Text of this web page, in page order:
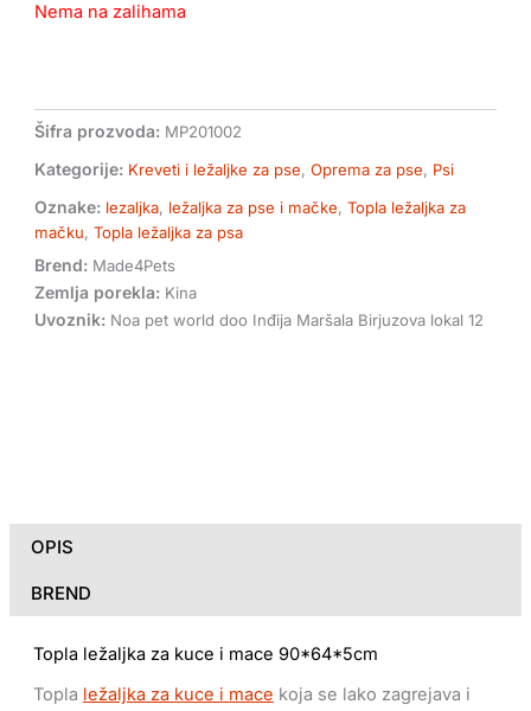
Nema na zalihama
Šifra prozvoda: MP201002
Kategorije: Kreveti i ležaljke za pse,Oprema za pse, Psi
Oznake: lezaljka, ležaljka za pse i mačke,Topla ležaljka za
mačku,Topla ležaljka za psa
Brend: Made4Pets
Zemlja porekla: Kina
Uvoznik: Noa pet world doo Inđija Maršala Birjuzova lokal 12
OPIS
BREND
Topla ležaljka za kuce i mace 90*64*5cm
Topla ležaljka za kuce i mace koja se lako zagrejava i